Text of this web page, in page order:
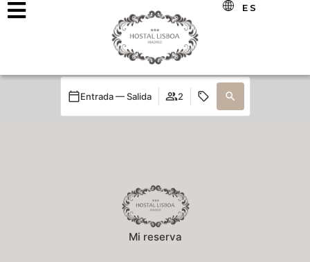
ES
Entrada — Salida 2
Mi reserva